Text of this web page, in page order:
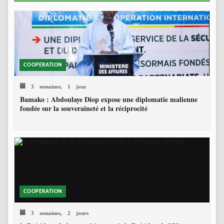
COOPERATION
3 semaines, 1 jour
Bamako : Abdoulaye Diop expose une diplomatie malienne
fondée sur la souveraineté et la réciprocité
COOPERATION
3 semaines, 2 jours